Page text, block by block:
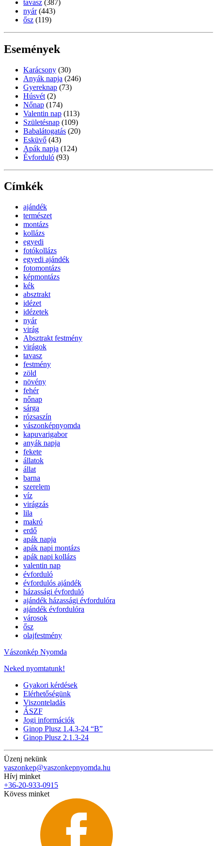
tavasz (387)
nyár (443)
ősz (119)
Események
Karácsony (30)
Anyák napja (246)
Gyereknap (73)
Húsvét (2)
Nőnap (174)
Valentin nap (113)
Születésnap (109)
Babalátogatás (20)
Esküvő (43)
Apák napja (124)
Évforduló (93)
Címkék
ajándék
természet
montázs
kollázs
egyedi
fotókollázs
egyedi ajándék
fotomontázs
képmontázs
kék
absztrakt
idézet
idézetek
nyár
virág
Absztrakt festmény
virágok
tavasz
festmény
zöld
növény
fehér
nőnap
sárga
rózsaszín
vászonképnyomda
kapuvarigabor
anyák napja
fekete
állatok
állat
barna
szerelem
víz
virágzás
lila
makró
erdő
apák napja
apák napi montázs
apák napi kollázs
valentin nap
évforduló
évfordulós ajándék
házassági évforduló
ajándék házassági évfordulóra
ajándék évfordulóra
városok
ősz
olajfestmény
Vászonkép Nyomda
Neked nyomtatunk!
Gyakori kérdések
Elérhetőségünk
Viszonteladás
ÁSZF
Jogi információk
Ginop Plusz 1.4.3-24 “B”
Ginop Plusz 2.1.3-24
Üzenj nekünk
vaszonkep@vaszonkepnyomda.hu
Hívj minket
+36-20-933-0915
Kövess minket